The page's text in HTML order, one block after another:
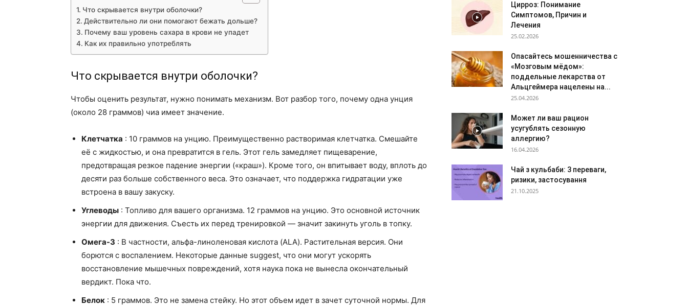
Что скрывается внутри оболочки?
Действительно ли они помогают бежать дольше?
Почему ваш уровень сахара в крови не упадет
Как их правильно употреблять
Что скрывается внутри оболочки?
Чтобы оценить результат, нужно понимать механизм. Вот разбор того, почему одна унция
(около 28 граммов) чиа имеет значение.
Клетчатка : 10 граммов на унцию. Преимущественно растворимая клетчатка. Смешайте
её с жидкостью, и она превратится в гель. Этот гель замедляет пищеварение,
предотвращая резкое падение энергии («краш»). Кроме того, он впитывает воду, вплоть до
десяти раз больше собственного веса. Это означает, что поддержка гидратации уже
встроена в вашу закуску.
Углеводы : Топливо для вашего организма. 12 граммов на унцию. Это основной источник
энергии для движения. Съесть их перед тренировкой — значит закинуть уголь в топку.
Омега-3 : В частности, альфа-линоленовая кислота (ALA). Растительная версия. Они
борются с воспалением. Некоторые данные suggest, что они могут ускорять
восстановление мышечных повреждений, хотя наука пока не вынесла окончательный
вердикт. Пока что.
Белок : 5 граммов. Это не замена стейку. Но этот объем идет в зачет суточной нормы. Для
Цирроз: Понимание
Симптомов, Причин и
Лечения
25.02.2026
Опасайтесь мошенничества с
«Мозговым мёдом»:
поддельные лекарства от
Альцгеймера нацелены на...
25.04.2026
Может ли ваш рацион
усугублять сезонную
аллергию?
16.04.2026
Чай з кульбаби: 3 переваги,
ризики, застосування
21.10.2025